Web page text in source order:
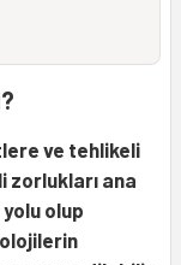
ve tehlikeli
ana
olup